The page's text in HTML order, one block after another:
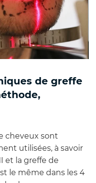
de greffe
cheveux sont
utilisées, à savoir
et la greffe de
le même dans les 4